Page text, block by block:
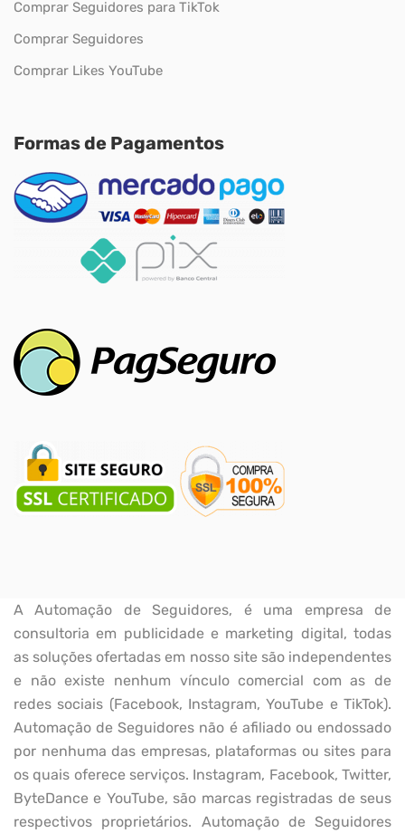
Comprar Seguidores para TikTok
Comprar Seguidores
Comprar Likes YouTube
Formas de Pagamentos
A Automação de Seguidores, é uma empresa de
consultoria em publicidade e marketing digital, todas
as soluções ofertadas em nosso site são independentes
e não existe nenhum vínculo comercial com as de
redes sociais (Facebook, Instagram, YouTube e TikTok).
Automação de Seguidores não é afiliado ou endossado
por nenhuma das empresas, plataformas ou sites para
os quais oferece serviços. Instagram, Facebook, Twitter,
ByteDance e YouTube, são marcas registradas de seus
respectivos proprietários. Automação de Seguidores